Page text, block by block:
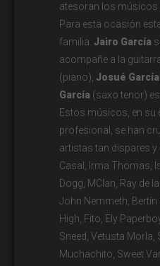
atesoran los músicos
Para esta ocasión
familia. Jairo García
acompañe a la
(piano), Josué García
García (saxo tenor)
Estos músicos, en su
profesional, se han
artistas tan dispares
Casal, Irma Thomas,
Dogg, MClan, Ray de
John Nemmeth,
High, Fito, Ely
Sneed, Vetusta Morla,
Muchachito, Sweet